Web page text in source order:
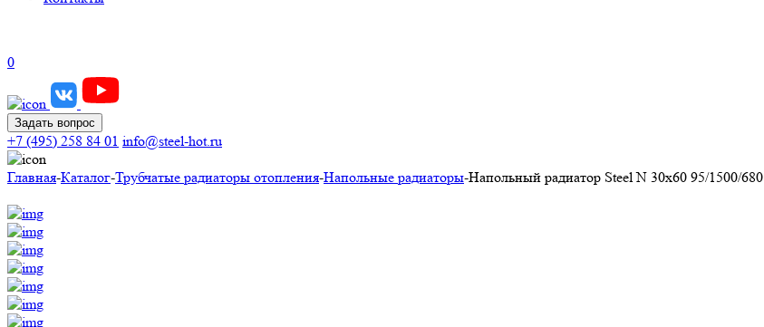
0
Задать вопрос
+7 (495) 258 84 01 info@steel-hot.ru
Главная-Каталог-Трубчатые радиаторы отопления-Напольные радиаторы-Напольный радиатор Steel N 30х60 95/1500/680